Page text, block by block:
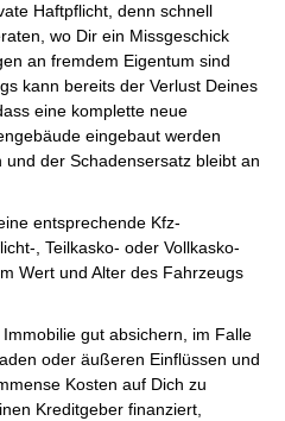
Haftpflicht, denn schnell
wo Dir ein Missgeschick
an fremdem Eigentum sind
kann bereits der Verlust Deines
eine komplette neue
eingebaut werden
der Schadensersatz bleibt an
entsprechende Kfz-
, Teilkasko- oder Vollkasko-
Wert und Alter des Fahrzeugs
gut absichern, im Falle
oder äußeren Einflüssen und
Kosten auf Dich zu
Kreditgeber finanziert,